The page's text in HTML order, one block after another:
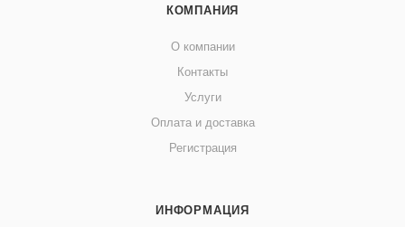
КОМПАНИЯ
О компании
Контакты
Услуги
Оплата и доставка
Регистрация
ИНФОРМАЦИЯ